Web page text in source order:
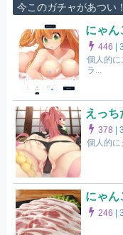
今このガチャがあつい
にゃん
446 |
個人的
ラ...
えっち
378 |
個人的
にゃん
246 |